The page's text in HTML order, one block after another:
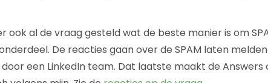
ook al de vraag gesteld wat de beste manier is om
De reacties gaan over de SPAM laten
een LinkedIn team. Dat laatste maakt de Answers